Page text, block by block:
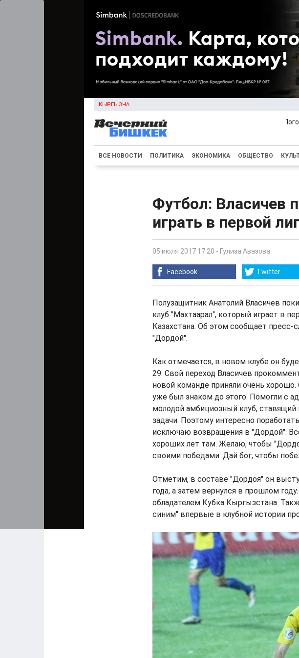
КЫРГЫЗЧА
ВСЕ НОВОСТИ ПОЛИТИКА ЭКОНОМИКА ОБЩЕСТВО
Футбол: Власичев
играть в первой
05 июля 2017 17:20 - Гулиза Авазова
Facebook Twitter
Полузащитник Анатолий Власичев
клуб "Махтаарал", который играет в
Казахстана. Об этом сообщает пресс-
"Дордой".
Как отмечается, в новом клубе он
29. Свой переход Власичев
новой команде приняли очень
уже был знаком до этого. Помогли с
молодой амбициозный клуб,
задачи. Поэтому интересно
исключаю возвращения в "Дордой".
хороших лет там. Желаю, чтобы
своими победами. Дай бог, чтобы
Отметим, в составе "Дордоя" он
года, а затем вернулся в прошлом
обладателем Кубка Кыргызстана.
синим" впервые в клубной истории